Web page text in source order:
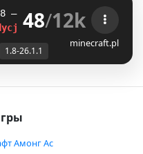
— 26.1.1
WSPARCIE
! ?
48/12k
minecraft.pl
1.8-26.1.1
Амонг Ас